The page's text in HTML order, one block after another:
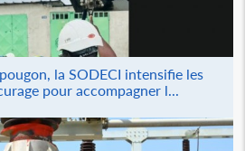
la SODECI intensifie les
pour accompagner l...